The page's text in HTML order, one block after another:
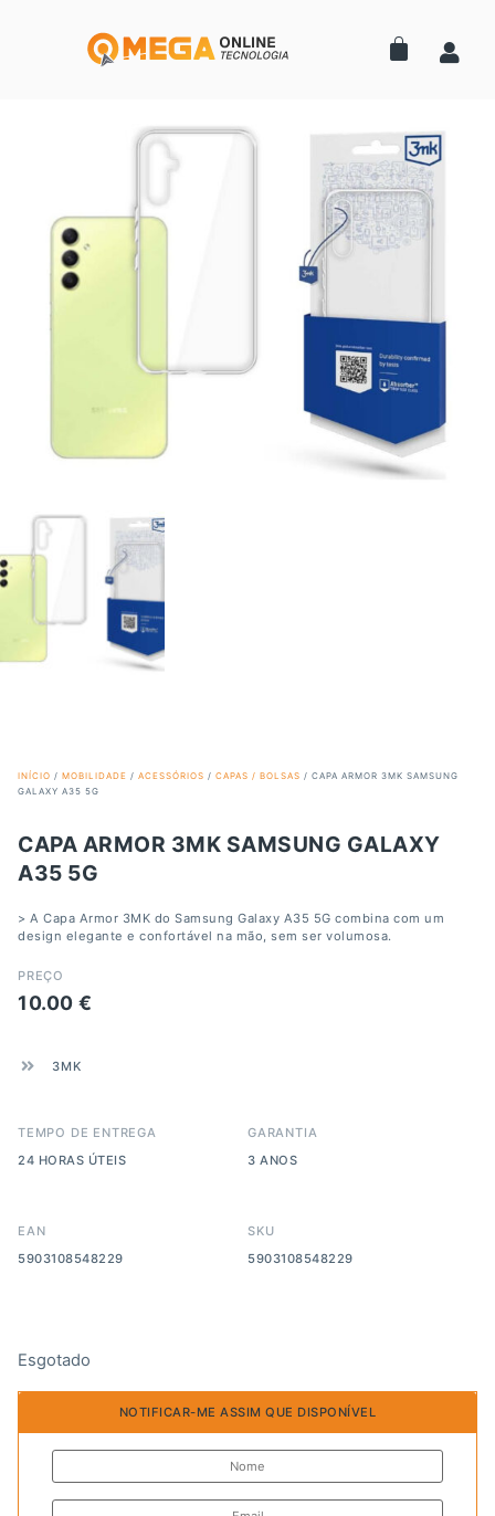
INÍCIO / MOBILIDADE / ACESSÓRIOS / CAPAS / BOLSAS / CAPA ARMOR 3MK SAMSUNG
GALAXY A35 5G
CAPA ARMOR 3MK SAMSUNG GALAXY
A35 5G
> A Capa Armor 3MK do Samsung Galaxy A35 5G combina com um
design elegante e confortável na mão, sem ser volumosa.
PREÇO
10.00 €
3MK
TEMPO DE ENTREGA
24 HORAS ÚTEIS
GARANTIA
3 ANOS
EAN
5903108548229
SKU
5903108548229
Esgotado
NOTIFICAR-ME ASSIM QUE DISPONÍVEL